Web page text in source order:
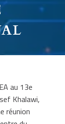
au 13e
Khalawi,
réunion